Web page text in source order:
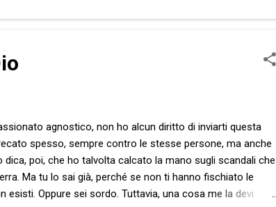
agnostico, non ho alcun diritto di inviarti questa
spesso, sempre contro le stesse persone, ma anche
poi, che ho talvolta calcato la mano sugli scandali che
Ma tu lo sai già, perché se non ti hanno fischiato le
Oppure sei sordo. Tuttavia, una cosa me la devi